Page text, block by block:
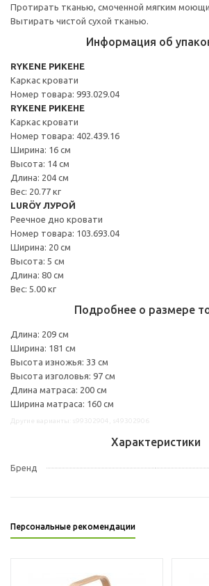
Протирать тканью, смоченной мягким
Вытирать чистой сухой тканью.
Информация об
RYKENE РИКЕНЕ
Каркас кровати
Номер товара: 993.029.04
RYKENE РИКЕНЕ
Каркас кровати
Номер товара: 402.439.16
Ширина: 16 см
Высота: 14 см
Длина: 204 см
Вес: 20.77 кг
LURÖY ЛУРОЙ
Реечное дно кровати
Номер товара: 103.693.04
Ширина: 20 см
Высота: 5 см
Длина: 80 см
Вес: 5.00 кг
Подробнее о размере
Длина: 209 см
Ширина: 181 см
Высота изножья: 33 см
Высота изголовья: 97 см
Длина матраса: 200 см
Ширина матраса: 160 см
Характеристики
Бренд
Персональные рекомендации